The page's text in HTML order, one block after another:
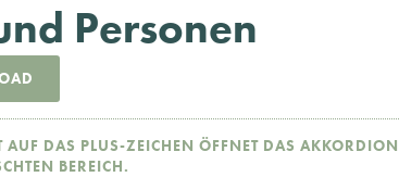
Personen
DAS PLUS-ZEICHEN ÖFFNET DAS
BEREICH.